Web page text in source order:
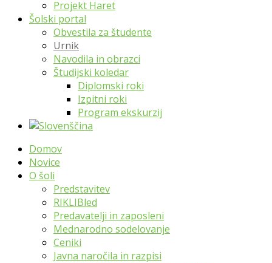
Projekt Haret
Šolski portal
Obvestila za študente
Urnik
Navodila in obrazci
Študijski koledar
Diplomski roki
Izpitni roki
Program ekskurzij
Domov
Novice
O šoli
Predstavitev
RIKLIBled
Predavatelji in zaposleni
Mednarodno sodelovanje
Ceniki
Javna naročila in razpisi